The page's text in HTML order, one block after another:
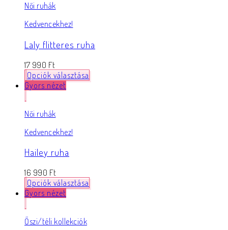
Női ruhák
Kedvencekhez!
Laly flitteres ruha
17 990 Ft
Opciók választása
Gyors nézet
Női ruhák
Kedvencekhez!
Hailey ruha
16 990 Ft
Opciók választása
Gyors nézet
Őszi/téli kollekciók